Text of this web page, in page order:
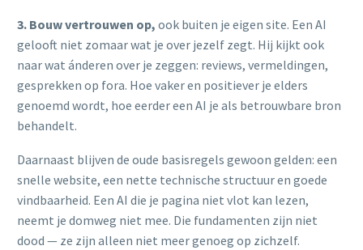
3. Bouw vertrouwen op, ook buiten je eigen site. Een AI
gelooft niet zomaar wat je over jezelf zegt. Hij kijkt ook
naar wat ánderen over je zeggen: reviews, vermeldingen,
gesprekken op fora. Hoe vaker en positiever je elders
genoemd wordt, hoe eerder een AI je als betrouwbare bron
behandelt.
Daarnaast blijven de oude basisregels gewoon gelden: een
snelle website, een nette technische structuur en goede
vindbaarheid. Een AI die je pagina niet vlot kan lezen,
neemt je domweg niet mee. Die fundamenten zijn niet
dood — ze zijn alleen niet meer genoeg op zichzelf.